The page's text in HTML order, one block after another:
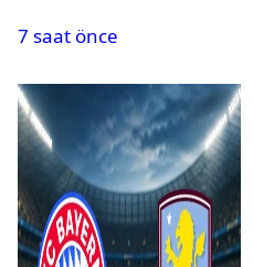
hakkında karar çıktı
7 saat önce